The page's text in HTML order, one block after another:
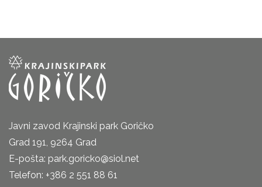
Javni zavod Krajinski park Goričko
Grad 191, 9264 Grad
E-pošta: park.goricko@siol.net
Telefon: +386 2 551 88 61